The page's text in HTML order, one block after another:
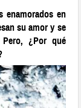
enamorados en
su amor y se
¿Por qué